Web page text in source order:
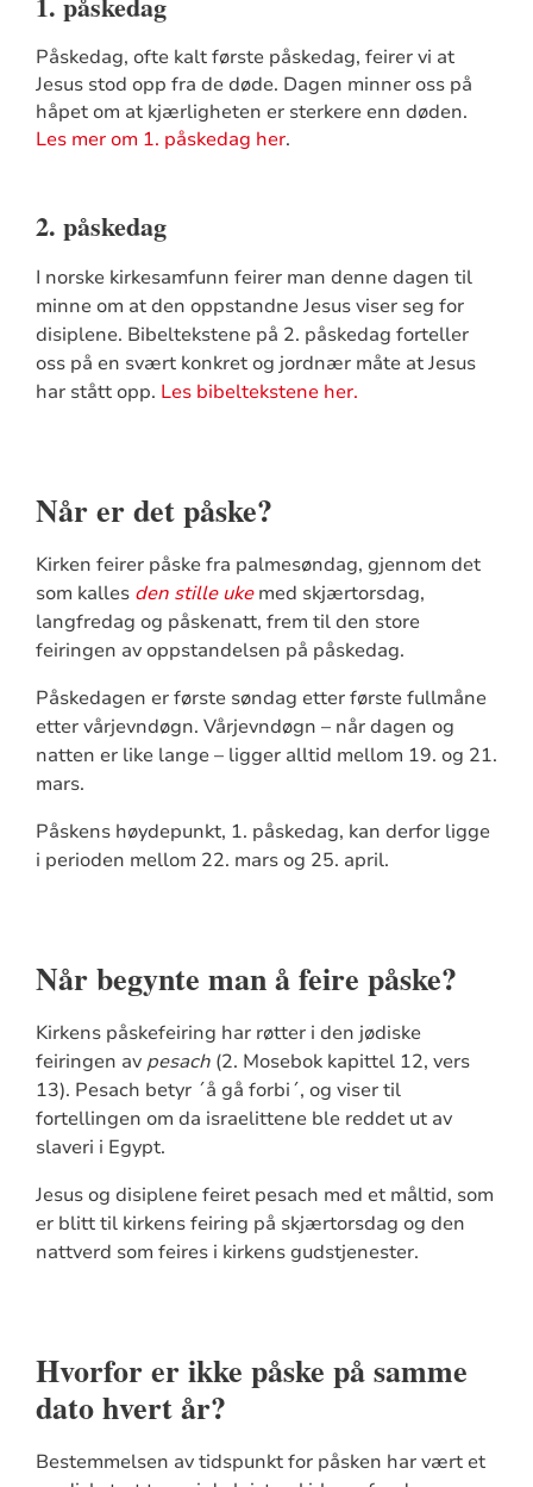
Påskedag, ofte kalt første påskedag, feirer vi at
Jesus stod opp fra de døde. Dagen minner oss på
håpet om at kjærligheten er sterkere enn døden.
Les mer om 1. påskedag her.
2. påskedag
I norske kirkesamfunn feirer man denne dagen til
minne om at den oppstandne Jesus viser seg for
disiplene. Bibeltekstene på 2. påskedag forteller
oss på en svært konkret og jordnær måte at Jesus
har stått opp. Les bibeltekstene her.
Når er det påske?
Kirken feirer påske fra palmesøndag, gjennom det
som kalles den stille uke med skjærtorsdag,
langfredag og påskenatt, frem til den store
feiringen av oppstandelsen på påskedag.
Påskedagen er første søndag etter første fullmåne
etter vårjevndøgn. Vårjevndøgn – når dagen og
natten er like lange – ligger alltid mellom 19. og 21.
mars.
Påskens høydepunkt, 1. påskedag, kan derfor ligge
i perioden mellom 22. mars og 25. april.
Når begynte man å feire påske?
Kirkens påskefeiring har røtter i den jødiske
feiringen av pesach (2. Mosebok kapittel 12, vers
13). Pesach betyr ´å gå forbi´, og viser til
fortellingen om da israelittene ble reddet ut av
slaveri i Egypt.
Jesus og disiplene feiret pesach med et måltid, som
er blitt til kirkens feiring på skjærtorsdag og den
nattverd som feires i kirkens gudstjenester.
Hvorfor er ikke påske på samme
dato hvert år?
Bestemmelsen av tidspunkt for påsken har vært et